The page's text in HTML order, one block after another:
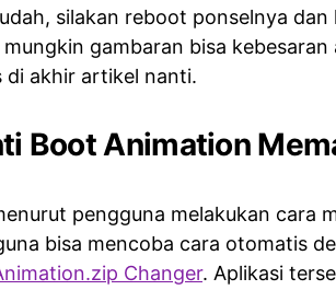
silakan reboot ponselnya
mungkin gambaran bisa
di akhir artikel nanti.
Boot Animation
pengguna melakukan cara
bisa mencoba cara otomatis
Changer. Aplikasi